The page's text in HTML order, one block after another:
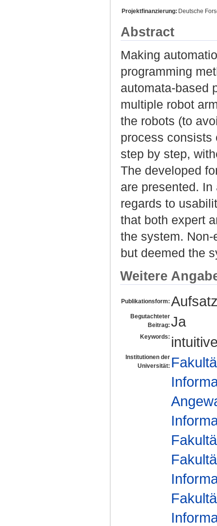
Projektfinanzierung: Deutsche
Abstract
Making
programming
automata-based
multiple robot
the robots (to
process consists
step by step,
The developed
are presented.
regards to
that both expert
the system.
but deemed the
Weitere
Publikationsform:
Begutachteter
Beitrag: Ja
Keywords:
Institutionen der
Universität: